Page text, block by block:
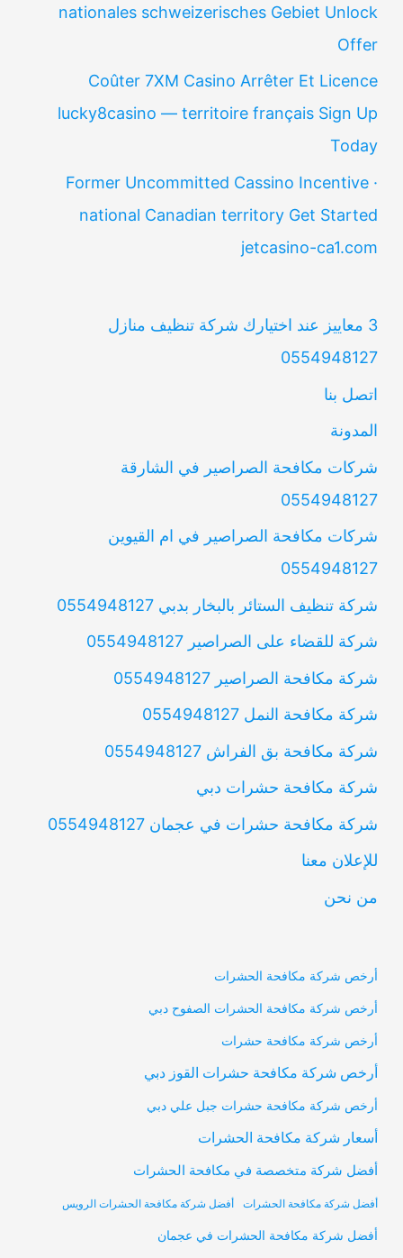
nationales schweizerisches Gebiet Unlock
Offer
Coûter 7XM Casino Arrêter Et Licence
lucky8casino — territoire français Sign Up
Today
Former Uncommitted Cassino Incentive ·
national Canadian territory Get Started
jetcasino-ca1.com
3 معاييز عند اختيارك شركة تنظيف منازل
0554948127
اتصل بنا
المدونة
شركات مكافحة الصراصير في الشارقة
0554948127
شركات مكافحة الصراصير في ام القيوين
0554948127
شركة تنظيف الستائر بالبخار بدبي 0554948127
شركة للقضاء على الصراصير 0554948127
شركة مكافحة الصراصير 0554948127
شركة مكافحة النمل 0554948127
شركة مكافحة بق الفراش 0554948127
شركة مكافحة حشرات دبي
شركة مكافحة حشرات في عجمان 0554948127
للإعلان معنا
من نحن
أرخص شركة مكافحة الحشرات
أرخص شركة مكافحة الحشرات الصفوح دبي
أرخص شركة مكافحة حشرات
أرخص شركة مكافحة حشرات القوز دبي
أرخص شركة مكافحة حشرات جبل علي دبي
أسعار شركة مكافحة الحشرات
أفضل شركة متخصصة في مكافحة الحشرات
أفضل شركة مكافحة الحشرات أفضل شركة مكافحة الحشرات الرويس
أفضل شركة مكافحة الحشرات في عجمان